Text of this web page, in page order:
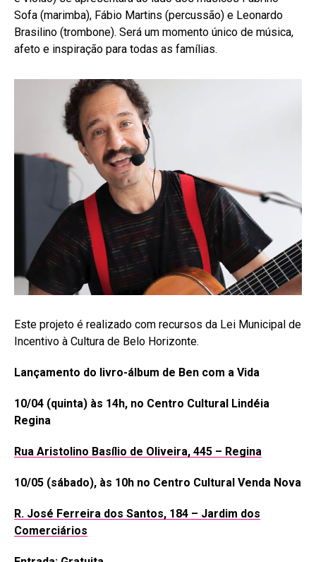
Sofa (marimba), Fábio Martins (percussão) e Leonardo
Brasilino (trombone). Será um momento único de música,
afeto e inspiração para todas as famílias.
Este projeto é realizado com recursos da Lei Municipal de
Incentivo à Cultura de Belo Horizonte.
Lançamento do livro-álbum de Ben com a Vida
10/04 (quinta) às 14h, no Centro Cultural Lindéia
Regina
Rua Aristolino Basílio de Oliveira, 445 – Regina
10/05 (sábado), às 10h no Centro Cultural Venda Nova
R. José Ferreira dos Santos, 184 – Jardim dos
Comerciários